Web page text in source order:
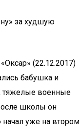
за худшую
(22.12.2017)
бабушка и
тяжелые военные
школы он
начал уже на втором